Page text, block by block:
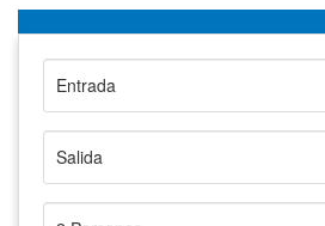
campos en elNovo Sancti Petri.